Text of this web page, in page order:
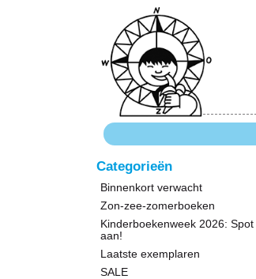
Categorieën
Binnenkort verwacht
Zon-zee-zomerboeken
Kinderboekenweek 2026: Spot
aan!
Laatste exemplaren
SALE